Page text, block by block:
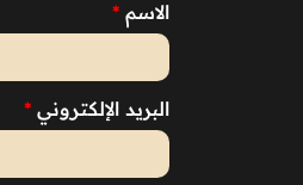
الاسم *
البريد الإلكتروني *